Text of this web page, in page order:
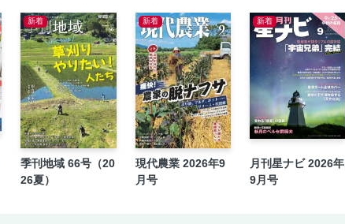
マクールブロマイド好評発売中！
ボート日々是好日
Macour Fan Fun Station
マクールQ＆A
マクールデータLABO日誌
あわよくば2マーク勝負
大物の予感！
コラムのピット
マクール レースカレンダー
新着
季刊地域 66号（20
26夏）
新着
現代農業 2026年9
月号
新着
月刊星ナビ 2026年
9月号